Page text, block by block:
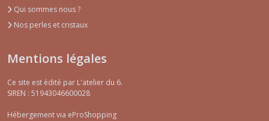
Qui sommes nous ?
Nos perles et cristaux
Mentions légales
Ce site est édité par L'atelier du 6.
SIREN : 51943046600028
Hébergement via eProShopping